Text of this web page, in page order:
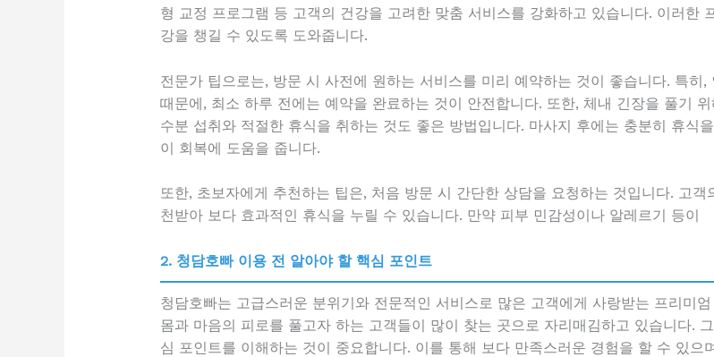
형 교정 프로그램 등 고객의 건강을 고려한 맞춤 서비스를 강화하고 있습니다. 이러한
강을 챙길 수 있도록 도와줍니다.
전문가 팁으로는, 방문 시 사전에 원하는 서비스를 미리 예약하는 것이 좋습니다. 특히
때문에, 최소 하루 전에는 예약을 완료하는 것이 안전합니다. 또한, 체내 긴장을 풀기
수분 섭취와 적절한 휴식을 취하는 것도 좋은 방법입니다. 마사지 후에는 충분히 휴식
이 회복에 도움을 줍니다.
또한, 초보자에게 추천하는 팁은, 처음 방문 시 간단한 상담을 요청하는 것입니다. 고
천받아 보다 효과적인 휴식을 누릴 수 있습니다. 만약 피부 민감성이나 알레르기 등이
2. 청담호빠 이용 전 알아야 할 핵심 포인트
청담호빠는 고급스러운 분위기와 전문적인 서비스로 많은 고객에게 사랑받는 프리미
몸과 마음의 피로를 풀고자 하는 고객들이 많이 찾는 곳으로 자리매김하고 있습니다.
심 포인트를 이해하는 것이 중요합니다. 이를 통해 보다 만족스러운 경험을 할 수 있